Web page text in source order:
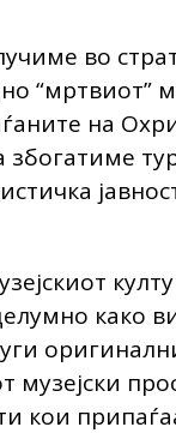
во
“мртвиот”
на
збогатиме
како
музејски
кои